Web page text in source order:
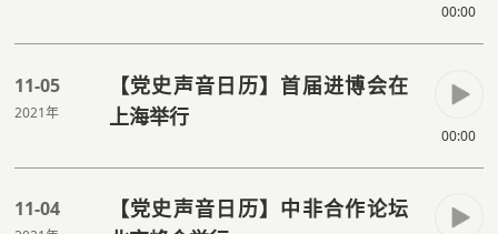
00:00
11-05
2021年
【党史声音日历】首届进博会在
上海举行
00:00
11-04
【党史声音日历】中非合作论坛